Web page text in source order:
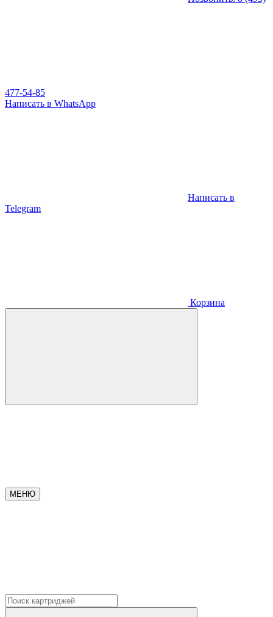
477-54-85
Написать в WhatsApp
Написать в
Telegram
Корзина
МЕНЮ